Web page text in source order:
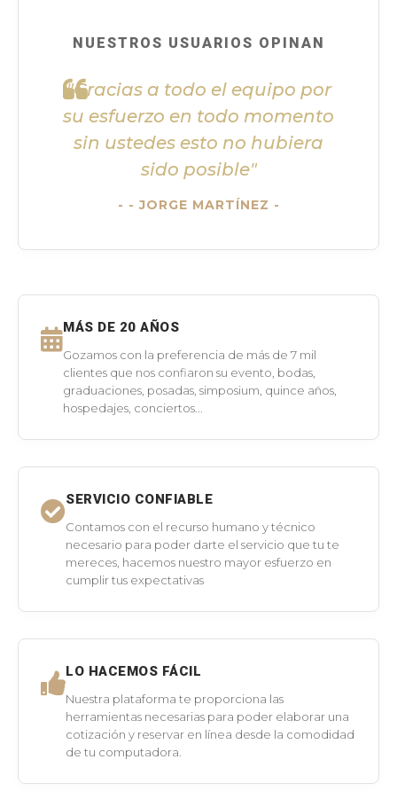
NUESTROS USUARIOS OPINAN
"Gracias a todo el equipo por
su esfuerzo en todo momento
sin ustedes esto no hubiera
sido posible"
- JORGE MARTÍNEZ -
MÁS DE 20 AÑOS
Gozamos con la preferencia de más de 7 mil
clientes que nos confiaron su evento, bodas,
graduaciones, posadas, simposium, quince años,
hospedajes, conciertos...
SERVICIO CONFIABLE
Contamos con el recurso humano y técnico
necesario para poder darte el servicio que tu te
mereces, hacemos nuestro mayor esfuerzo en
cumplir tus expectativas
LO HACEMOS FÁCIL
Nuestra plataforma te proporciona las
herramientas necesarias para poder elaborar una
cotización y reservar en línea desde la comodidad
de tu computadora.